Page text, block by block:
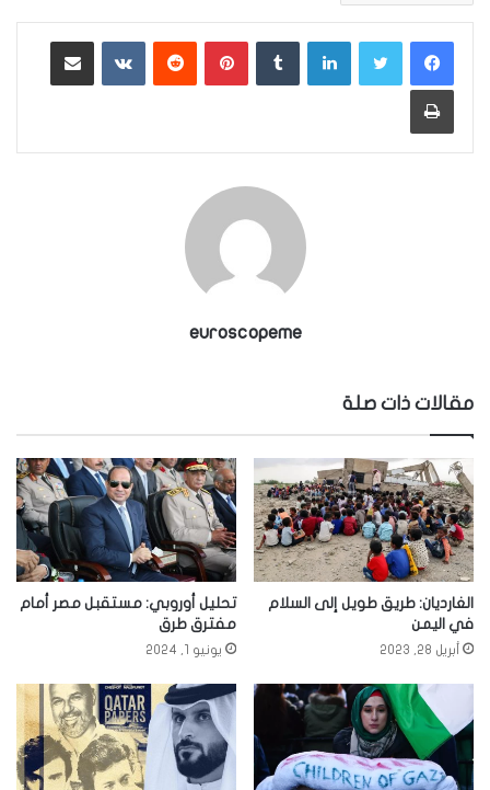
لينكدإن بينتيريست مشاركة عبر البريد
طباعة
euroscopeme
مقالات ذات صلة
الغارديان: طريق طويل إلى السلام
في اليمن
أبريل 28, 2023
تحليل أوروبي: مستقبل مصر أمام
مفترق طرق
يونيو 1, 2024